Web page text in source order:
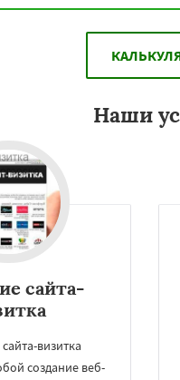
Наши
сайта-
визитка
создание веб-